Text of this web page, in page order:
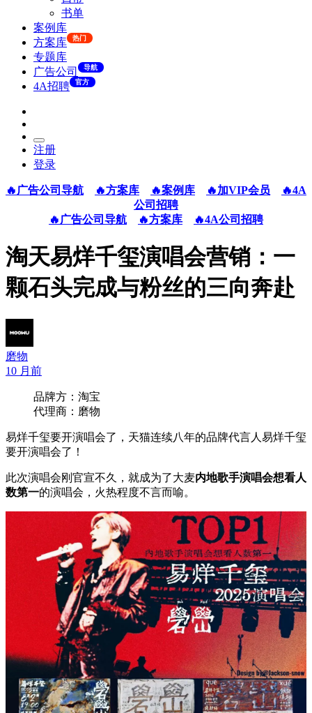
书单
案例库
方案库
热门
专题库
广告公司
导航
4A招聘 官方
注册
登录
🔥广告公司导航 🔥方案库 🔥案例库 🔥加VIP会员
🔥4A
公司招聘
🔥广告公司导航
🔥方案库 🔥4A公司招聘
淘天易烊千玺演唱会营销：一
颗石头完成与粉丝的三向奔赴
磨物
10 月前
品牌方：淘宝
代理商：磨物
易烊千玺要开演唱会了，天猫连续八年的品牌代言人易烊千玺
要开演唱会了！
此次演唱会刚官宣不久，就成为了大麦内地歌手演唱会想看人
数第一的演唱会，火热程度不言而喻。